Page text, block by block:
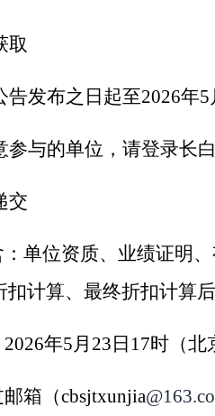
取
告发布之日起至2026年5
参与的单位，请登录长
交
单位资质、 业绩证明 、
计算、最终折扣计算
2026年5月 23 日 17时（北
箱 （cbsjtxunjia